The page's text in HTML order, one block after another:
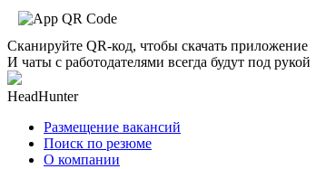
Сканируйте QR-код, чтобы скачать приложение
И чаты с работодателями всегда будут под рукой
HeadHunter
Размещение вакансий
Поиск по резюме
О компании